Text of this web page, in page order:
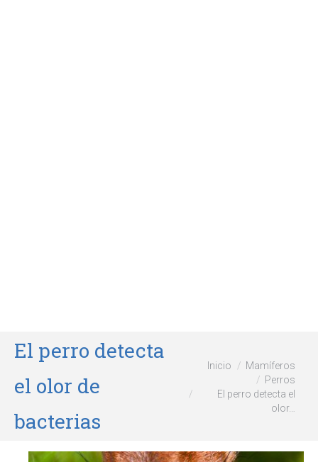
El perro detecta
el olor de
bacterias
Estás aquí:
Inicio
Mamíferos
Perros
El perro detecta el
olor…